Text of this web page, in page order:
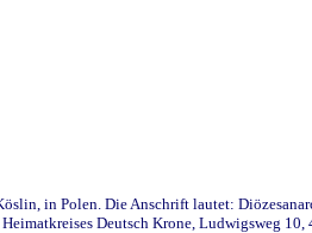
in Polen. Die Anschrift lautet:
Deutsch Krone, Ludwigsweg